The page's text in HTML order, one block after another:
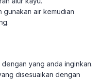
gunakan air kemudian
yang anda inginkan.
disesuaikan dengan